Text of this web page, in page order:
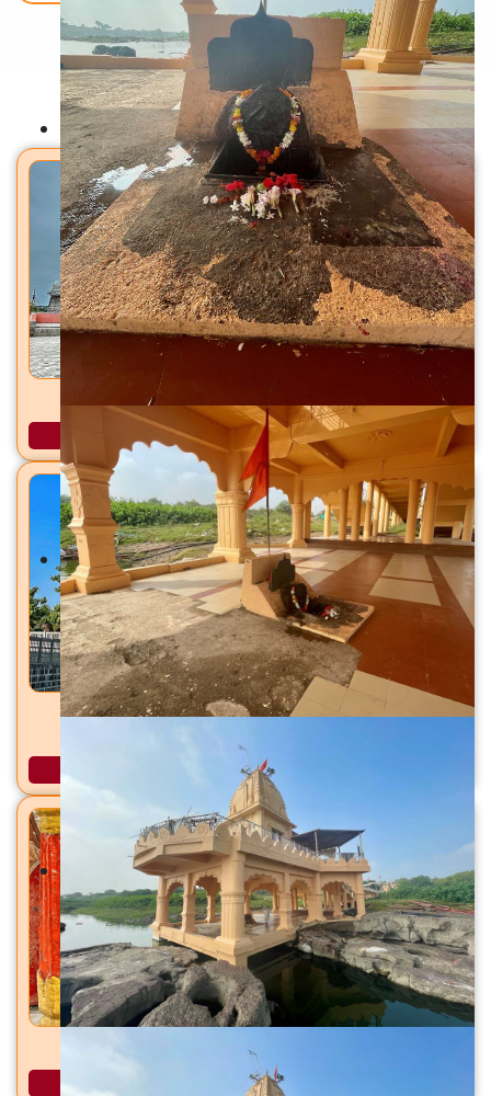
Back To Home
मंदिरे
जवळेश्वर मंदिर जवळा, ता. जामखेड, जि. अहिल्यानगर
अधिक माहिती
गंगागिरी महाराज समाधी मंदिर सराला बेट, ता. श्रीरामपूर, जि.
अधिक माहिती
कचेश्वर मंदिर बेट कोपरगाव, ता. कोपरगाव, जि. अहिल्यानगर
अधिक माहिती